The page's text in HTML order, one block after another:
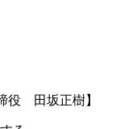
役 田坂正樹】